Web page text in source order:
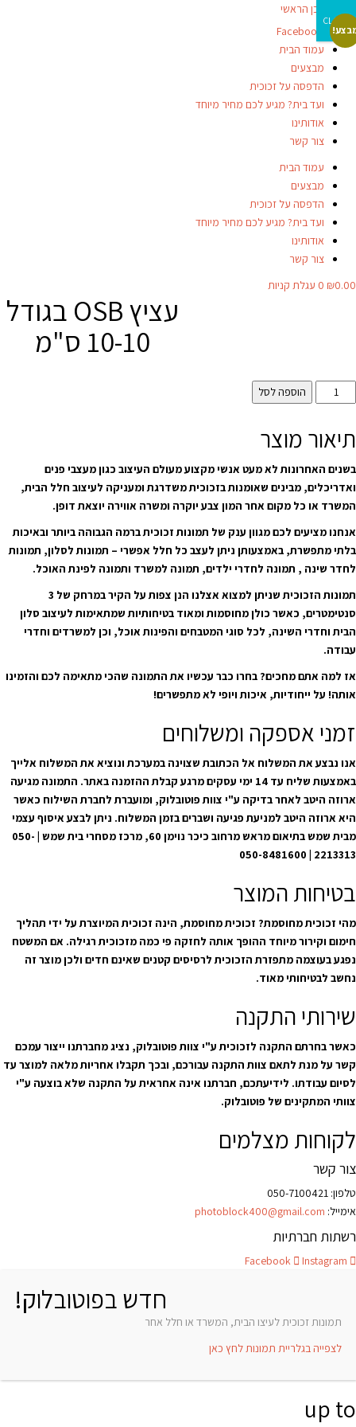
דילוג לתוכן הראשי
Facebook-f
עמוד הבית
מבצעים
הדפסה על זכוכית
ועד בית? מגיע לכם מחיר מיוחד
אודותינו
צור קשר
עמוד הבית
מבצעים
הדפסה על זכוכית
ועד בית? מגיע לכם מחיר מיוחד
אודותינו
צור קשר
₪0.00
0 עגלת קניות
עציץ OSB בגודל
10-10 ס"מ
הוספה לסל
תיאור מוצר
בשנים האחרונות לא מעט אנשי מקצוע מעולם העיצוב כגון מעצבי פנים
ואדריכלים, מבינים שאומנות בזכוכית משדרגת ומעניקה לעיצוב חלל הבית,
המשרד או כל מקום אחר המון צבע יוקרה ומשרה אווירה יוצאת דופן.
אנחנו מציעים לכם מגוון ענק של תמונות זכוכית ברמה הגבוהה ביותר ובאיכות
בלתי מתפשרת, באמצעותן ניתן לעצב כל חלל אפשרי – תמונות לסלון, תמונות
לחדר שינה , תמונה לחדרי ילדים, תמונה למשרד ותמונה לפינת האוכל.
תמונות הזכוכית שניתן למצוא אצלנו הנן צפות על הקיר במרחק של 3
סנטימטרים, כאשר כולן מחוסמות ומאוד בטיחותיות שמתאימות לעיצוב סלון
הבית וחדרי השינה, לכל סוגי המטבחים והפינות אוכל, וכן למשרדים וחדרי
עבודה.
אז למה אתם מחכים? בחרו כבר עכשיו את התמונה שהכי מתאימה לכם והזמינו
אותה! על ייחודיות, איכות ויופי לא מתפשרים!
זמני אספקה ומשלוחים
אנו נבצע את המשלוח אל הכתובת שצוינה במערכת ונוציא את המשלוח אלייך
באמצעות שליח עד 14 ימי עסקים מרגע קבלת ההזמנה באתר. התמונה מגיעה
ארוזה היטב לאחר בדיקה ע"י צוות פוטובלוק, ומועברת לחברת השילוח כאשר
היא ארוזה היטב למניעת פגיעה ושברים בזמן המשלוח. ניתן לבצע איסוף עצמי
מבית שמש בתיאום מראש מרחוב כיכר נוימן 60, מרכז מסחרי בית שמש | 050-
2213313 | 050-8481600
בטיחות המוצר
מהי זכוכית מחוסמת? זכוכית מחוסמת, הינה זכוכית המיוצרת על ידי תהליך
חימום וקירור מיוחד ההופך אותה לחזקה פי כמה מזכוכית רגילה. אם המשטח
נפגע בעוצמה מתפזרת הזכוכית לרסיסים קטנים שאינם חדים ולכן מוצר זה
נחשב לבטיחותי מאוד.
שירותי התקנה
כאשר בחרתם התקנה לזכוכית ע"י צוות פוטובלוק, נציג מחברתנו ייצור עמכם
קשר על מנת לתאם צוות התקנה עבורכם, ובכך תקבלו אחריות מלאה למוצר עד
לסיום עבודתו. לידיעתכם, חברתנו אינה אחראית על התקנה שלא בוצעה ע"י
צוותי המתקינים של פוטובלוק.
לקוחות מצלמים
צור קשר
טלפון:
אימייל: photoblock400@gmail.com
רשתות חברתיות
Facebook Instagram
חדש בפוטובלוק!
תמונות זכוכית לעיצו הבית, המשרד או חלל אחר
לצפייה בגלריית תמונות לחץ כאן
CLOSE
up to